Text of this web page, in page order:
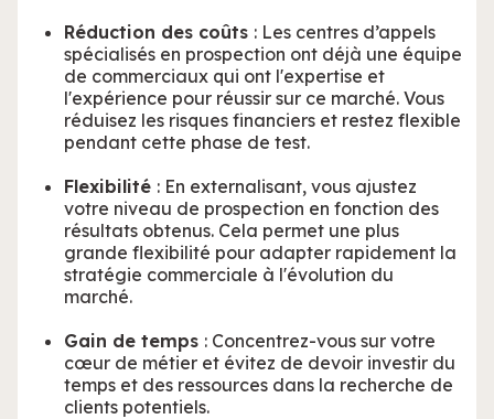
Réduction des coûts : Les centres d’appels
spécialisés en prospection ont déjà une équipe
de commerciaux qui ont l'expertise et
l'expérience pour réussir sur ce marché. Vous
réduisez les risques financiers et restez flexible
pendant cette phase de test.
Flexibilité : En externalisant, vous ajustez
votre niveau de prospection en fonction des
résultats obtenus. Cela permet une plus
grande flexibilité pour adapter rapidement la
stratégie commerciale à l'évolution du
marché.
Gain de temps : Concentrez-vous sur votre
cœur de métier et évitez de devoir investir du
temps et des ressources dans la recherche de
clients potentiels.